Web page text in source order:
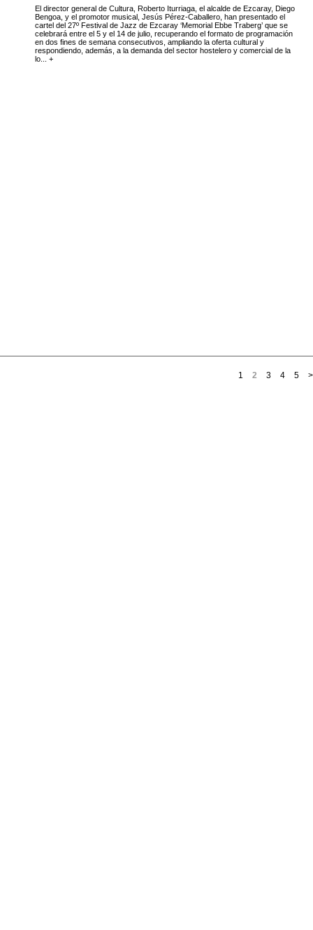
El director general de Cultura, Roberto Iturriaga, el alcalde de Ezcaray, Diego
Bengoa, y el promotor musical, Jesús Pérez-Caballero, han presentado el
cartel del 27º Festival de Jazz de Ezcaray ‘Memorial Ebbe Traberg’ que se
celebrará entre el 5 y el 14 de julio, recuperando el formato de programación
en dos fines de semana consecutivos, ampliando la oferta cultural y
respondiendo, además, a la demanda del sector hostelero y comercial de la
lo... +
>
1 2 3 4 5